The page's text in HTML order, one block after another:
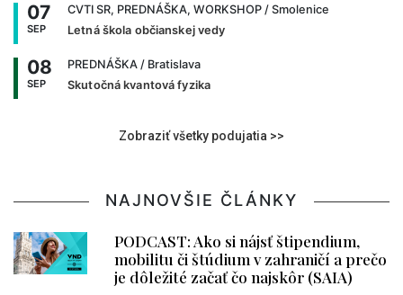
07
SEP
CVTI SR, PREDNÁŠKA, WORKSHOP / Smolenice
Letná škola občianskej vedy
08
SEP
PREDNÁŠKA / Bratislava
Skutočná kvantová fyzika
Zobraziť všetky podujatia >>
NAJNOVŠIE ČLÁNKY
PODCAST: Ako si nájsť štipendium,
mobilitu či štúdium v zahraničí a prečo
je dôležité začať čo najskôr (SAIA)